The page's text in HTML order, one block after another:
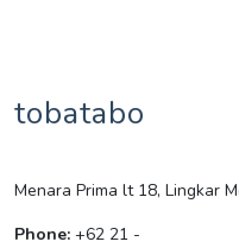
tobatabo
Menara Prima lt 18, Lingkar
Phone: +62 21 -